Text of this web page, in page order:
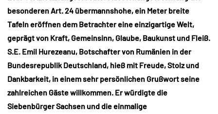
besonderen Art. 24 übermannshohe, ein Meter breite
Tafeln eröffnen dem Betrachter eine einzigartige Welt,
geprägt von Kraft, Gemeinsinn, Glaube, Baukunst und Fleiß.
S.E. Emil Hurezeanu, Botschafter von Rumänien in der
Bundesrepublik Deutschland, hieß mit Freude, Stolz und
Dankbarkeit, in einem sehr persönlichen Grußwort seine
zahlreichen Gäste willkommen. Er würdigte die
Siebenbürger Sachsen und die einmalige